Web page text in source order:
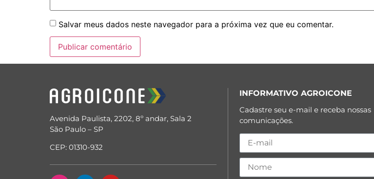
Salvar meus dados neste navegador para a próxima vez que eu comentar.
Avenida Paulista, 2202, 8º andar, Sala 2
São Paulo – SP
CEP: 01310-932
INFORMATIVO AGROICONE
Cadastre seu e-mail e receba nossas
comunicações.